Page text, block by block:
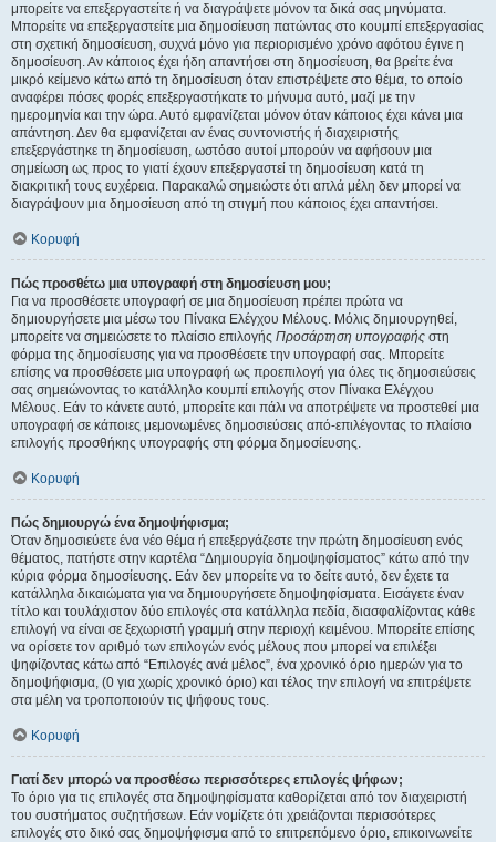
μπορείτε να επεξεργαστείτε ή να διαγράψετε μόνον τα δικά σας μηνύματα.
Μπορείτε να επεξεργαστείτε μια δημοσίευση πατώντας στο κουμπί επεξεργασίας
στη σχετική δημοσίευση, συχνά μόνο για περιορισμένο χρόνο αφότου έγινε η
δημοσίευση. Αν κάποιος έχει ήδη απαντήσει στη δημοσίευση, θα βρείτε ένα
μικρό κείμενο κάτω από τη δημοσίευση όταν επιστρέψετε στο θέμα, το οποίο
αναφέρει πόσες φορές επεξεργαστήκατε το μήνυμα αυτό, μαζί με την
ημερομηνία και την ώρα. Αυτό εμφανίζεται μόνον όταν κάποιος έχει κάνει μια
απάντηση. Δεν θα εμφανίζεται αν ένας συντονιστής ή διαχειριστής
επεξεργάστηκε τη δημοσίευση, ωστόσο αυτοί μπορούν να αφήσουν μια
σημείωση ως προς το γιατί έχουν επεξεργαστεί τη δημοσίευση κατά τη
διακριτική τους ευχέρεια. Παρακαλώ σημειώστε ότι απλά μέλη δεν μπορεί να
διαγράψουν μια δημοσίευση από τη στιγμή που κάποιος έχει απαντήσει.
Κορυφή
Πώς προσθέτω μια υπογραφή στη δημοσίευση μου;
Για να προσθέσετε υπογραφή σε μια δημοσίευση πρέπει πρώτα να
δημιουργήσετε μια μέσω του Πίνακα Ελέγχου Μέλους. Μόλις δημιουργηθεί,
μπορείτε να σημειώσετε το πλαίσιο επιλογής Προσάρτηση υπογραφής στη
φόρμα της δημοσίευσης για να προσθέσετε την υπογραφή σας. Μπορείτε
επίσης να προσθέσετε μια υπογραφή ως προεπιλογή για όλες τις δημοσιεύσεις
σας σημειώνοντας το κατάλληλο κουμπί επιλογής στον Πίνακα Ελέγχου
Μέλους. Εάν το κάνετε αυτό, μπορείτε και πάλι να αποτρέψετε να προστεθεί μια
υπογραφή σε κάποιες μεμονωμένες δημοσιεύσεις από-επιλέγοντας το πλαίσιο
επιλογής προσθήκης υπογραφής στη φόρμα δημοσίευσης.
Κορυφή
Πώς δημιουργώ ένα δημοψήφισμα;
Όταν δημοσιεύετε ένα νέο θέμα ή επεξεργάζεστε την πρώτη δημοσίευση ενός
θέματος, πατήστε στην καρτέλα “Δημιουργία δημοψηφίσματος” κάτω από την
κύρια φόρμα δημοσίευσης. Εάν δεν μπορείτε να το δείτε αυτό, δεν έχετε τα
κατάλληλα δικαιώματα για να δημιουργήσετε δημοψηφίσματα. Εισάγετε έναν
τίτλο και τουλάχιστον δύο επιλογές στα κατάλληλα πεδία, διασφαλίζοντας κάθε
επιλογή να είναι σε ξεχωριστή γραμμή στην περιοχή κειμένου. Μπορείτε επίσης
να ορίσετε τον αριθμό των επιλογών ενός μέλους που μπορεί να επιλέξει
ψηφίζοντας κάτω από “Επιλογές ανά μέλος”, ένα χρονικό όριο ημερών για το
δημοψήφισμα, (0 για χωρίς χρονικό όριο) και τέλος την επιλογή να επιτρέψετε
στα μέλη να τροποποιούν τις ψήφους τους.
Κορυφή
Γιατί δεν μπορώ να προσθέσω περισσότερες επιλογές ψήφων;
Το όριο για τις επιλογές στα δημοψηφίσματα καθορίζεται από τον διαχειριστή
του συστήματος συζητήσεων. Εάν νομίζετε ότι χρειάζονται περισσότερες
επιλογές στο δικό σας δημοψήφισμα από το επιτρεπόμενο όριο, επικοινωνείτε